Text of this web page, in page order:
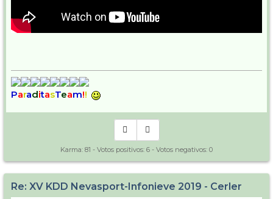
ParaditasTeam!!
Karma: 81 - Votos positivos: 6 - Votos negativos: 0
Re: XV KDD Nevasport-Infonieve 2019 - Cerler